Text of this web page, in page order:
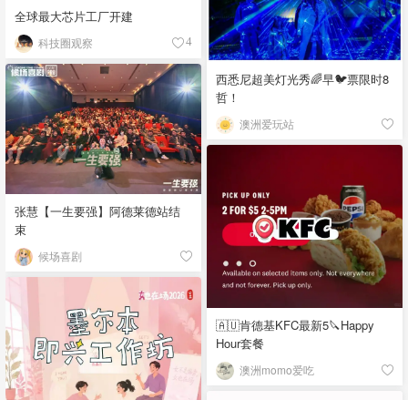
全球最大芯片工厂开建
科技圈观察 4
西悉尼超美灯光秀🌈早🐦票限时8
哲！
澳洲爱玩站
张慧【一生要强】阿德莱德站结
束
候场喜剧
🇦🇺肯德基KFC最新5🔪Happy
Hour套餐
澳洲momo爱吃